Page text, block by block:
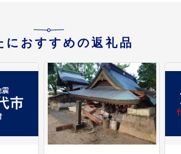
におすすめの返礼品